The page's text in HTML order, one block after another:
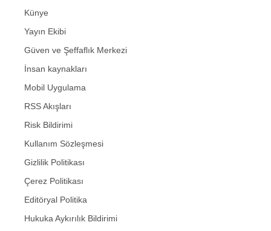
Künye
Yayın Ekibi
Güven ve Şeffaflık Merkezi
İnsan kaynakları
Mobil Uygulama
RSS Akışları
Risk Bildirimi
Kullanım Sözleşmesi
Gizlilik Politikası
Çerez Politikası
Editöryal Politika
Hukuka Aykırılık Bildirimi